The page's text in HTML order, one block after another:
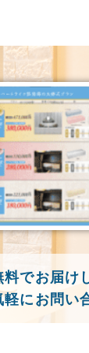
でお届け
にお問い